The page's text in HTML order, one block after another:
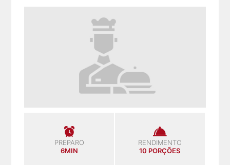
PREPARO
6MIN
RENDIMENTO
10 PORÇÕES